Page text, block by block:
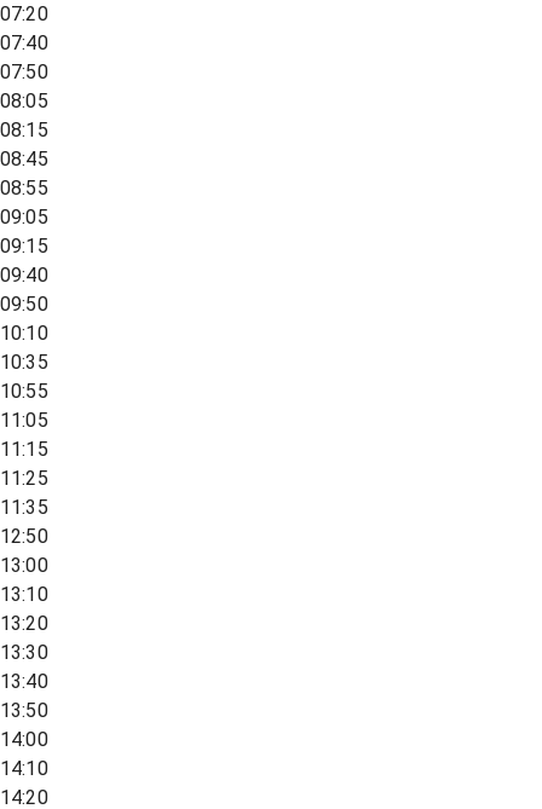
07:20
07:40
07:50
08:05
08:15
08:45
08:55
09:05
09:15
09:40
09:50
10:10
10:35
10:55
11:05
11:15
11:25
11:35
12:50
13:00
13:10
13:20
13:30
13:40
13:50
14:00
14:10
14:20